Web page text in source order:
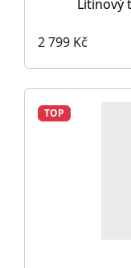
Litinový
2 799 Kč
TOP